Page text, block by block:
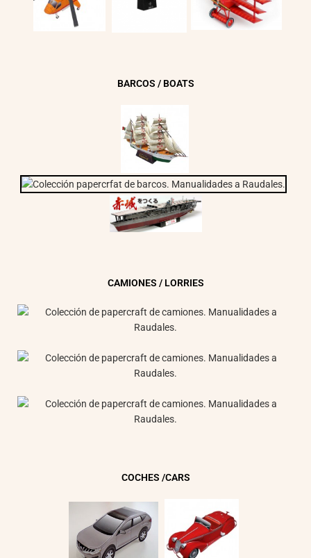
BARCOS / BOATS
CAMIONES / LORRIES
COCHES /CARS